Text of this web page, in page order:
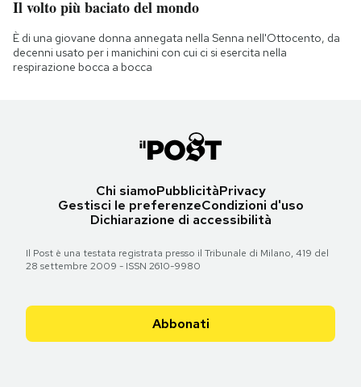
Il volto più baciato del mondo
È di una giovane donna annegata nella Senna nell'Ottocento, da
decenni usato per i manichini con cui ci si esercita nella
respirazione bocca a bocca
Chi siamoPubblicitàPrivacy
Gestisci le preferenzeCondizioni d'uso
Dichiarazione di accessibilità
Il Post è una testata registrata presso il Tribunale di Milano, 419 del
28 settembre 2009 - ISSN 2610-9980
Abbonati